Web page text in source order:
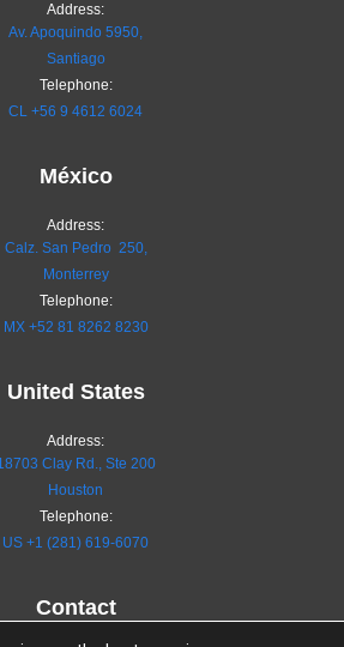
Address:
Av. Apoquindo 5950,
Santiago
Telephone:
CL +56 9 4612 6024
México
Address:
Calz. San Pedro 250,
Monterrey
Telephone:
MX +52 81 8262 8230
United States
Address:
Clay Rd., Ste 200
Houston
Telephone:
US +1 (281) 619-6070
Contact